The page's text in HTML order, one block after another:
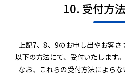
10. 受付方
上記7、8、9のお申し出やお客さ
以下の方法にて、受付いたします。
なお、これらの受付方法によら